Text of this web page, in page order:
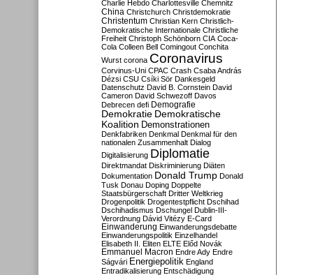
Charlie Hebdo Charlottesville Chemnitz
China Christchurch Christdemokratie
Christentum Christian Kern Christlich-
Demokratische Internationale Christliche
Freiheit Christoph Schönborn CIA Coca-
Cola Colleen Bell Comingout Conchita
Wurst corona Coronavirus
Corvinus-Uni CPAC Crash Csaba András
Dézsi CSU Csíki Sör Dankesgeld
Datenschutz David B. Cornstein David
Cameron David Schwezoff Davos
Debrecen defi Demografie
Demokratie Demokratische
Koalition Demonstrationen
Denkfabriken Denkmal Denkmal für den
nationalen Zusammenhalt Dialog
Digitalisierung Diplomatie
Direktmandat Diskriminierung Diäten
Dokumentation Donald Trump Donald
Tusk Donau Doping Doppelte
Staatsbürgerschaft Dritter Weltkrieg
Drogenpolitik Drogentestpflicht Dschihad
Dschihadismus Dschungel Dublin-III-
Verordnung Dávid Vitézy E-Card
Einwanderung Einwanderungsdebatte
Einwanderungspolitik Einzelhandel
Elisabeth II. Eliten ELTE Előd Novák
Emmanuel Macron Endre Ady Endre
Ságvári Energiepolitik England
Entradikalisierung Entschädigung